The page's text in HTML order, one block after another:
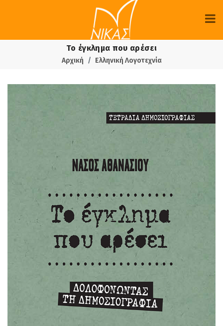
Το έγκλημα που αρέσει
Αρχική Ελληνική Λογοτεχνία